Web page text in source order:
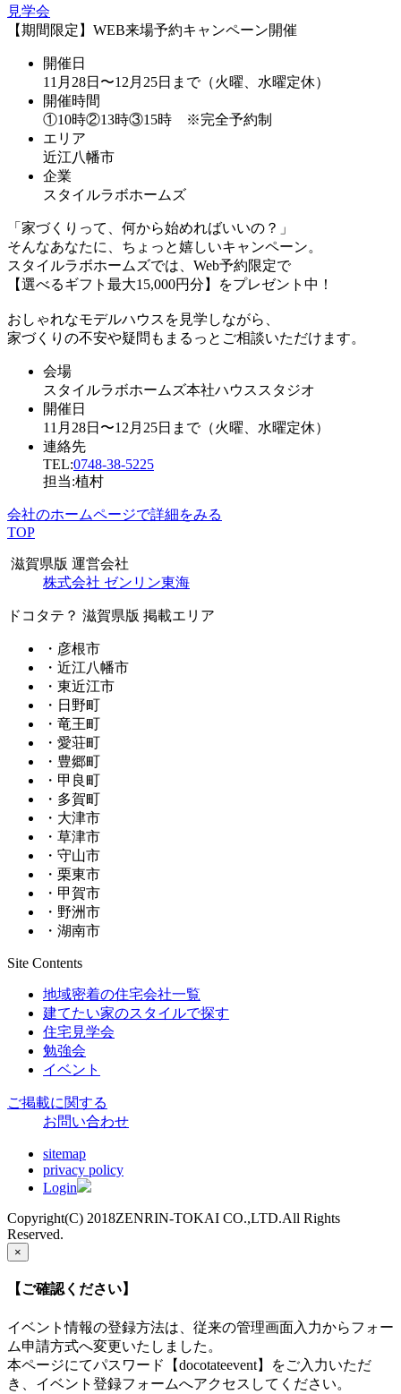
見学会
【期間限定】WEB来場予約キャンペーン開催
開催日
11月28日〜12月25日まで（火曜、水曜定休）
開催時間
①10時②13時③15時 ※完全予約制
エリア
近江八幡市
企業
スタイルラボホームズ
「家づくりって、何から始めればいいの？」
そんなあなたに、ちょっと嬉しいキャンペーン。
スタイルラボホームズでは、Web予約限定で
【選べるギフト最大15,000円分】をプレゼント中！
おしゃれなモデルハウスを見学しながら、
家づくりの不安や疑問もまるっとご相談いただけます。
会場
スタイルラボホームズ本社ハウススタジオ
開催日
11月28日〜12月25日まで（火曜、水曜定休）
連絡先
TEL:0748-38-5225
担当:植村
会社のホームページで詳細をみる
TOP
滋賀県版 運営会社
株式会社 ゼンリン東海
ドコタテ？ 滋賀県版 掲載エリア
・彦根市
・近江八幡市
・東近江市
・日野町
・竜王町
・愛荘町
・豊郷町
・甲良町
・多賀町
・大津市
・草津市
・守山市
・栗東市
・甲賀市
・野洲市
・湖南市
Site Contents
地域密着の住宅会社一覧
建てたい家のスタイルで探す
住宅見学会
勉強会
イベント
ご掲載に関する
お問い合わせ
sitemap
privacy policy
Login
Copyright(C) 2018ZENRIN-TOKAI CO.,LTD.All Rights
Reserved.
×
【ご確認ください】
イベント情報の登録方法は、従来の管理画面入力からフォー
ム申請方式へ変更いたしました。
本ページにてパスワード【docotateevent】をご入力いただ
き、イベント登録フォームへアクセスしてください。